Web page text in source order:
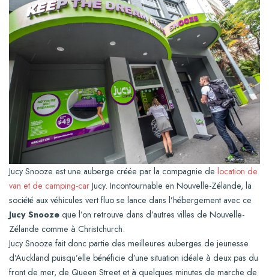
Jucy Snooze est une auberge créée par la compagnie de location de
van et de camping-car Jucy. Incontournable en Nouvelle-Zélande, la
société aux véhicules vert fluo se lance dans l’hébergement avec ce
Jucy Snooze que l’on retrouve dans d’autres villes de Nouvelle-
Zélande comme à Christchurch.
Jucy Snooze fait donc partie des meilleures auberges de jeunesse
d’Auckland puisqu’elle bénéficie d’une situation idéale à deux pas du
front de mer, de Queen Street et à quelques minutes de marche de